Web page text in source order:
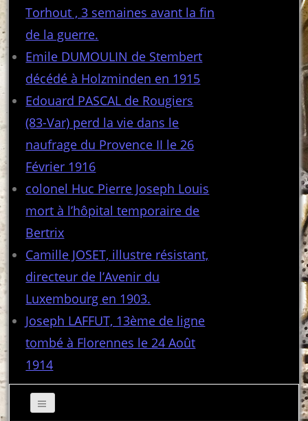
Torhout , 3 semaines avant la fin
de la guerre.
Emile DUMOULIN de Stembert
décédé à Holzminden en 1915
Edouard PASCAL de Rougiers
(83-Var) perd la vie dans le
naufrage du Provence II le 26
Février 1916
colonel Huc Pierre Joseph Louis
mort à l’hôpital temporaire de
Bertrix
Camille JOSET, illustre résistant,
directeur de l’Avenir du
Luxembourg en 1903.
Joseph LAFFUT, 13ème de ligne
tombé à Florennes le 24 Août
1914